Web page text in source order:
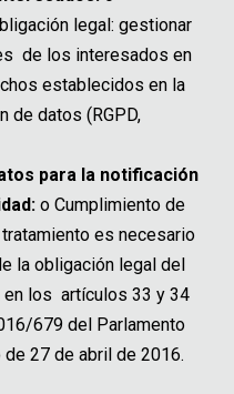
legal: gestionar
de los interesados en
establecidos en la
de datos (RGPD,
para la notificación
o Cumplimiento de
es necesario
la obligación legal del
los artículos 33 y 34
679 del Parlamento
27 de abril de 2016.